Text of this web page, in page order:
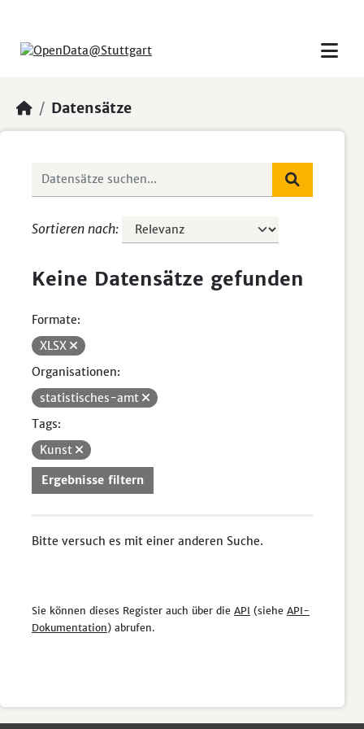
Datensätze
Sortieren nach
Keine Datensätze gefunden
Formate:
XLSX
Organisationen:
statistisches-amt
Tags:
Kunst
Ergebnisse filtern
Bitte versuch es mit einer anderen Suche.
Sie können dieses Register auch über die API (siehe API-
Dokumentation) abrufen.